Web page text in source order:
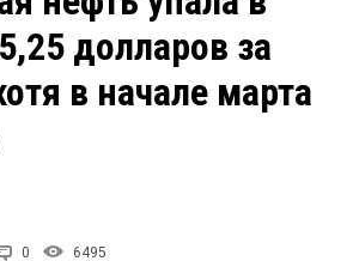
Рейтинги
Блоги
Архив
долларов за
в начале марта
0 6495